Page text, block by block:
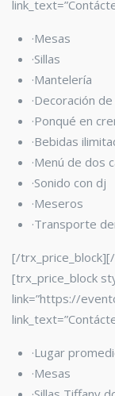
·Mesas
·Sillas
·Mantelería
·Decoración
·Ponqué en
·Bebidas
·Menú de dos
·Sonido con dj
·Meseros
·Transporte
[/
[trx_price_block
link=”https://
·Lugar
·Mesas